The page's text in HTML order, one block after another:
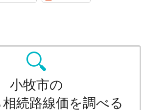
小牧市の
続路線価を調べる